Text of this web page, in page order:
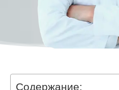
Содержание: